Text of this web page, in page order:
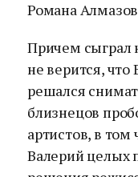
Романа
Причем сыграл
не верится,
решался
близнецов
артистов, в
Валерий целых